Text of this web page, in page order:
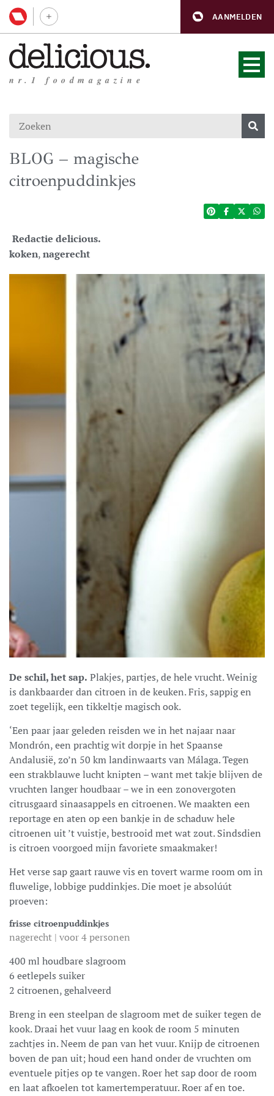
AANMELDEN
nr.1 foodmagazine
BLOG – magische
citroenpuddinkjes
Redactie delicious.
koken,nagerecht
De schil, het sap. Plakjes, partjes, de hele vrucht. Weinig
is dankbaarder dan citroen in de keuken. Fris, sappig en
zoet tegelijk, een tikkeltje magisch ook.
‘Een paar jaar geleden reisden we in het najaar naar
Mondrón, een prachtig wit dorpje in het Spaanse
Andalusië, zo’n 50 km landinwaarts van Málaga. Tegen
een strakblauwe lucht knipten – want met takje blijven de
vruchten langer houdbaar – we in een zonovergoten
citrusgaard sinaasappels en citroenen. We maakten een
reportage en aten op een bankje in de schaduw hele
citroenen uit ’t vuistje, bestrooid met wat zout. Sindsdien
is citroen voorgoed mijn favoriete smaakmaker!
Het verse sap gaart rauwe vis en tovert warme room om in
fluwelige, lobbige puddinkjes. Die moet je absolúút
proeven:
frisse citroenpuddinkjes
nagerecht | voor 4 personen
400 ml houdbare slagroom
6 eetlepels suiker
2 citroenen, gehalveerd
Breng in een steelpan de slagroom met de suiker tegen de
kook. Draai het vuur laag en kook de room 5 minuten
zachtjes in. Neem de pan van het vuur. Knijp de citroenen
boven de pan uit; houd een hand onder de vruchten om
eventuele pitjes op te vangen. Roer het sap door de room
en laat afkoelen tot kamertemperatuur. Roer af en toe.